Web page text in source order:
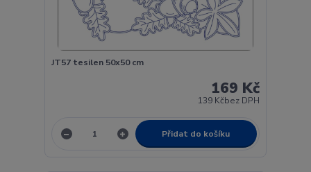
JT57 tesilen 50x50 cm
169 Kč
139 Kčbez DPH
Přidat do košíku